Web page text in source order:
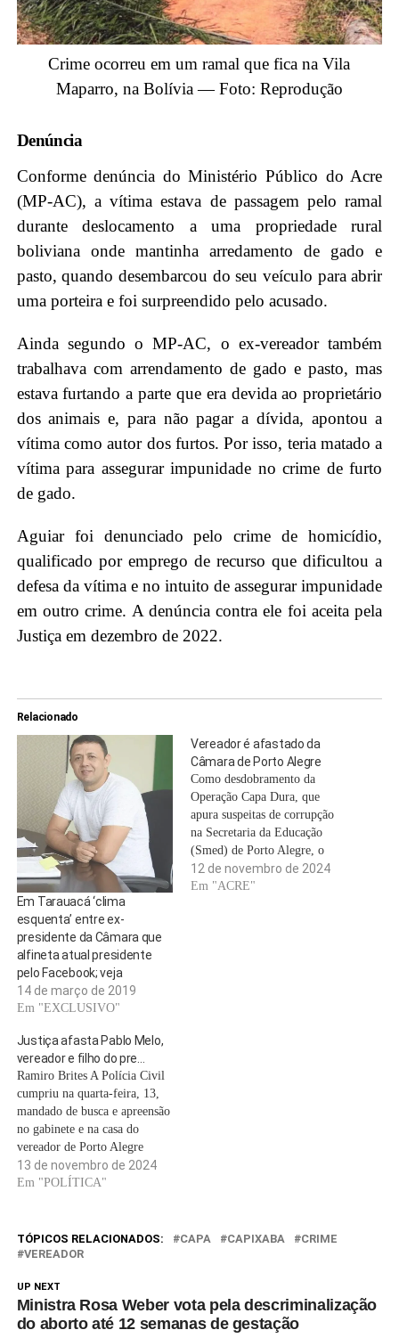
Crime ocorreu em um ramal que fica na Vila
Maparro, na Bolívia — Foto: Reprodução
Denúncia
Conforme denúncia do Ministério Público do Acre
(MP-AC), a vítima estava de passagem pelo ramal
durante deslocamento a uma propriedade rural
boliviana onde mantinha arredamento de gado e
pasto, quando desembarcou do seu veículo para abrir
uma porteira e foi surpreendido pelo acusado.
Ainda segundo o MP-AC, o ex-vereador também
trabalhava com arrendamento de gado e pasto, mas
estava furtando a parte que era devida ao proprietário
dos animais e, para não pagar a dívida, apontou a
vítima como autor dos furtos. Por isso, teria matado a
vítima para assegurar impunidade no crime de furto
de gado.
Aguiar foi denunciado pelo crime de homicídio,
qualificado por emprego de recurso que dificultou a
defesa da vítima e no intuito de assegurar impunidade
em outro crime. A denúncia contra ele foi aceita pela
Justiça em dezembro de 2022.
Relacionado
Em Tarauacá ‘clima
esquenta’ entre ex-
presidente da Câmara que
alfineta atual presidente
pelo Facebook; veja
14 de março de 2019
Em "EXCLUSIVO"
Vereador é afastado da
Câmara de Porto Alegre
Como desdobramento da
Operação Capa Dura, que
apura suspeitas de corrupção
na Secretaria da Educação
(Smed) de Porto Alegre, o
vereador em exercício Pablo
Melo (MDB) foi afastado pelo
12 de novembro de 2024
Em "ACRE"
Justiça afasta Pablo Melo,
vereador e filho do pre…
Ramiro Brites A Polícia Civil
cumpriu na quarta-feira, 13,
mandado de busca e apreensão
no gabinete e na casa do
vereador de Porto Alegre
Pablo Melo (MDB), afastado
de suas funções legislativas
Processo de Julgamento dos
Crimes de Organização…
13 de novembro de 2024
Em "POLÍTICA"
TÓPICOS RELACIONADOS: CAPA CAPIXABA
CRIME
VEREADOR
UP NEXT
Ministra Rosa Weber vota pela descriminalização
do aborto até 12 semanas de gestação